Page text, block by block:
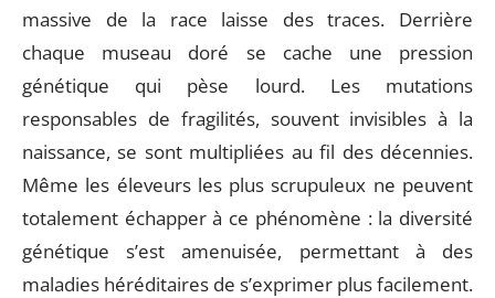
massive de la race laisse des traces. Derrière
chaque museau doré se cache une pression
génétique qui pèse lourd. Les mutations
responsables de fragilités, souvent invisibles à la
naissance, se sont multipliées au fil des décennies.
Même les éleveurs les plus scrupuleux ne peuvent
totalement échapper à ce phénomène : la diversité
génétique s’est amenuisée, permettant à des
maladies héréditaires de s’exprimer plus facilement.